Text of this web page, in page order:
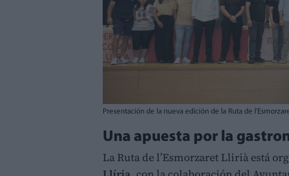
Presentación de la nueva edición de la Ruta de
Una apuesta por la
La Ruta de l’Esmorzaret Llirià está